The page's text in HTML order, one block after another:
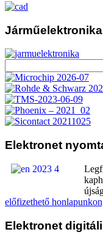
Járműelektronika
Elektronet
előfizethető
Elektronet